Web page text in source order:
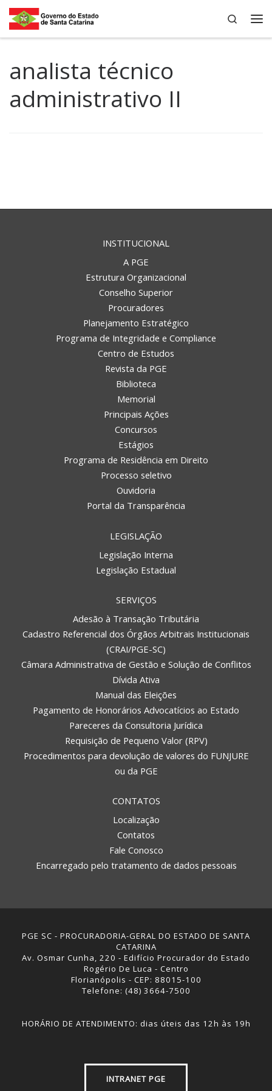
Skip to content
Search
analista técnico
administrativo II
INSTITUCIONAL
A PGE
Estrutura Organizacional
Conselho Superior
Procuradores
Planejamento Estratégico
Programa de Integridade e Compliance
Centro de Estudos
Revista da PGE
Biblioteca
Memorial
Principais Ações
Concursos
Estágios
Programa de Residência em Direito
Processo seletivo
Ouvidoria
Portal da Transparência
LEGISLAÇÃO
Legislação Interna
Legislação Estadual
SERVIÇOS
Adesão à Transação Tributária
Cadastro Referencial dos Órgãos Arbitrais Institucionais
(CRAI/PGE-SC)
Câmara Administrativa de Gestão e Solução de Conflitos
Dívida Ativa
Manual das Eleições
Pagamento de Honorários Advocatícios ao Estado
Pareceres da Consultoria Jurídica
Requisição de Pequeno Valor (RPV)
Procedimentos para devolução de valores do FUNJURE
ou da PGE
CONTATOS
Localização
Contatos
Fale Conosco
Encarregado pelo tratamento de dados pessoais
PGE SC - PROCURADORIA-GERAL DO ESTADO DE SANTA
CATARINA
Av. Osmar Cunha, 220 - Edifício Procurador do Estado
Rogério De Luca - Centro
Florianópolis - CEP: 88015-100
Telefone: (48) 3664-7500
HORÁRIO DE ATENDIMENTO: dias úteis das 12h às 19h
INTRANET PGE